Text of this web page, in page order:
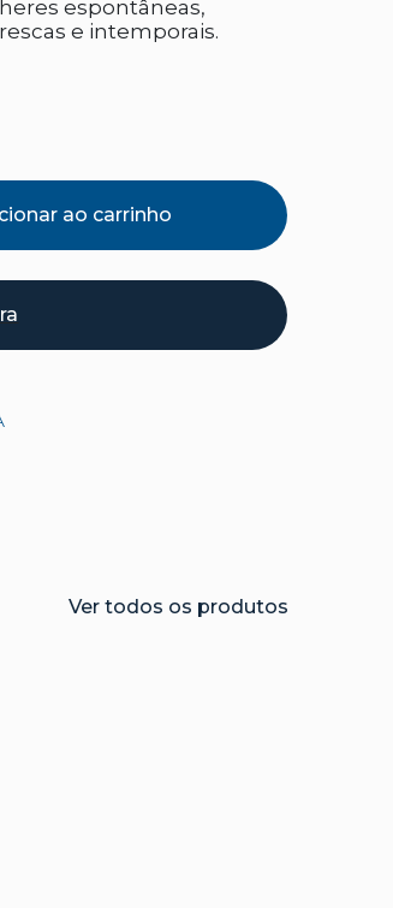
espontâneas,
e intemporais.
ao carrinho
Ver todos os produtos